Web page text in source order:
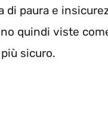
di paura e
quindi viste
sicuro.